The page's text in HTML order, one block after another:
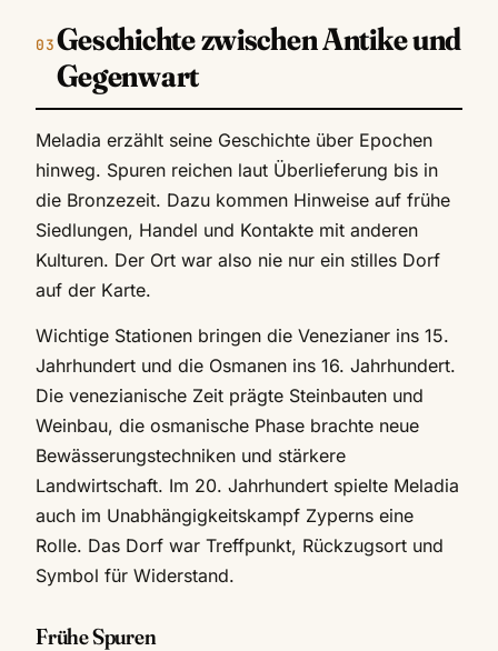
Geschichte zwischen Antike und
Gegenwart
Meladia erzählt seine Geschichte über Epochen
hinweg. Spuren reichen laut Überlieferung bis in
die Bronzezeit. Dazu kommen Hinweise auf frühe
Siedlungen, Handel und Kontakte mit anderen
Kulturen. Der Ort war also nie nur ein stilles Dorf
auf der Karte.
Wichtige Stationen bringen die Venezianer ins 15.
Jahrhundert und die Osmanen ins 16. Jahrhundert.
Die venezianische Zeit prägte Steinbauten und
Weinbau, die osmanische Phase brachte neue
Bewässerungstechniken und stärkere
Landwirtschaft. Im 20. Jahrhundert spielte Meladia
auch im Unabhängigkeitskampf Zyperns eine
Rolle. Das Dorf war Treffpunkt, Rückzugsort und
Symbol für Widerstand.
Frühe Spuren